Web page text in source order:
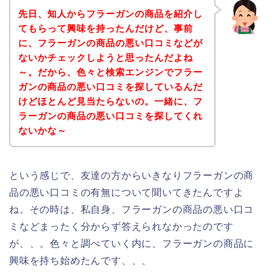
先日、知人からフラーガンの商品を紹介し
てもらって興味を持ったんだけど、事前
に、フラーガンの商品の悪い口コミなどが
ないかチェックしようと思ったんだよね
～。だから、色々と検索エンジンでフラー
ガンの商品の悪い口コミを探しているんだ
けどほとんど見当たらないの。一緒に、フ
ラーガンの商品の悪い口コミを探してくれ
ないかな～
という感じで、友達の方からいきなりフラーガンの商
品の悪い口コミの有無について聞いてきたんですよ
ね。その時は、私自身、フラーガンの商品の悪い口コ
ミなどまったく分からず答えられなかったのです
が、、。色々と調べていく内に、フラーガンの商品に
興味を持ち始めたんです、、、